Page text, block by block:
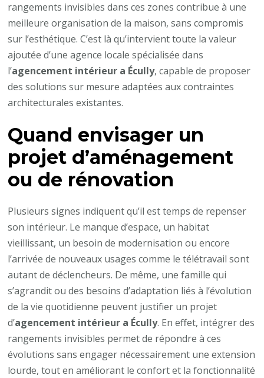
rangements invisibles dans ces zones contribue à une
meilleure organisation de la maison, sans compromis
sur l’esthétique. C’est là qu’intervient toute la valeur
ajoutée d’une agence locale spécialisée dans
l’agencement intérieur a Écully, capable de proposer
des solutions sur mesure adaptées aux contraintes
architecturales existantes.
Quand envisager un
projet d’aménagement
ou de rénovation
Plusieurs signes indiquent qu’il est temps de repenser
son intérieur. Le manque d’espace, un habitat
vieillissant, un besoin de modernisation ou encore
l’arrivée de nouveaux usages comme le télétravail sont
autant de déclencheurs. De même, une famille qui
s’agrandit ou des besoins d’adaptation liés à l’évolution
de la vie quotidienne peuvent justifier un projet
d’agencement intérieur a Écully. En effet, intégrer des
rangements invisibles permet de répondre à ces
évolutions sans engager nécessairement une extension
lourde, tout en améliorant le confort et la fonctionnalité